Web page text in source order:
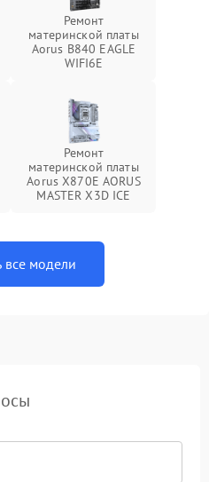
Ремонт
материнской платы
Aorus B840 EAGLE
WIFI6E
Ремонт
материнской платы
Aorus X870E AORUS
MASTER X3D ICE
все модели